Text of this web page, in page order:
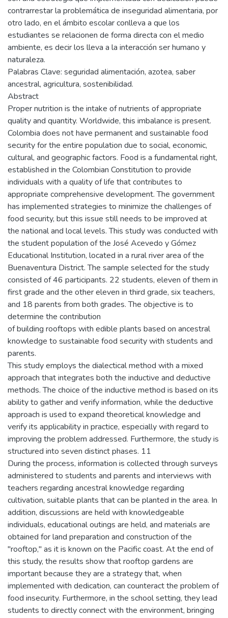
contrarrestar la problemática de inseguridad alimentaria, por
otro lado, en el ámbito escolar conlleva a que los
estudiantes se relacionen de forma directa con el medio
ambiente, es decir los lleva a la interacción ser humano y
naturaleza.
Palabras Clave: seguridad alimentación, azotea, saber
ancestral, agricultura, sostenibilidad.
Abstract
Proper nutrition is the intake of nutrients of appropriate
quality and quantity. Worldwide, this imbalance is present.
Colombia does not have permanent and sustainable food
security for the entire population due to social, economic,
cultural, and geographic factors. Food is a fundamental right,
established in the Colombian Constitution to provide
individuals with a quality of life that contributes to
appropriate comprehensive development. The government
has implemented strategies to minimize the challenges of
food security, but this issue still needs to be improved at
the national and local levels. This study was conducted with
the student population of the José Acevedo y Gómez
Educational Institution, located in a rural river area of ​​the
Buenaventura District. The sample selected for the study
consisted of 46 participants. 22 students, eleven of them in
first grade and the other eleven in third grade, six teachers,
and 18 parents from both grades. The objective is to
determine the contribution
of building rooftops with edible plants based on ancestral
knowledge to sustainable food security with students and
parents.
This study employs the dialectical method with a mixed
approach that integrates both the inductive and deductive
methods. The choice of the inductive method is based on its
ability to gather and verify information, while the deductive
approach is used to expand theoretical knowledge and
verify its applicability in practice, especially with regard to
improving the problem addressed. Furthermore, the study is
structured into seven distinct phases. 11
During the process, information is collected through surveys
administered to students and parents and interviews with
teachers regarding ancestral knowledge regarding
cultivation, suitable plants that can be planted in the area. In
addition, discussions are held with knowledgeable
individuals, educational outings are held, and materials are
obtained for land preparation and construction of the
"rooftop," as it is known on the Pacific coast. At the end of
this study, the results show that rooftop gardens are
important because they are a strategy that, when
implemented with dedication, can counteract the problem of
food insecurity. Furthermore, in the school setting, they lead
students to directly connect with the environment, bringing